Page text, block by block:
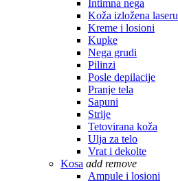
Intimna nega
Koža izložena laseru
Kreme i losioni
Kupke
Nega grudi
Pilinzi
Posle depilacije
Pranje tela
Sapuni
Strije
Tetovirana koža
Ulja za telo
Vrat i dekolte
Kosa add remove
Ampule i losioni